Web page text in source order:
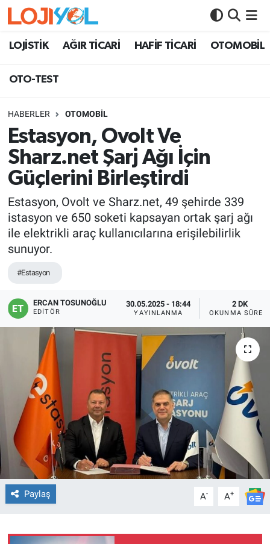
LOJİSTİK AĞIR TİCARİ HAFİF TİCARİ OTOMOBİL
OTO-TEST
HABERLER OTOMOBİL
Estasyon, Ovolt Ve
Sharz.net Şarj Ağı İçin
Güçlerini Birleştirdi
Estasyon, Ovolt ve Sharz.net, 49 şehirde 339
istasyon ve 650 soketi kapsayan ortak şarj ağı
ile elektrikli araç kullanıcılarına erişilebilirlik
sunuyor.
#Estasyon
ERCAN TOSUNOĞLU
EDITÖR
30.05.2025 - 18:44
YAYINLANMA
2 DK
OKUNMA SÜRESI
Paylaş A- A+
OTO-TEST